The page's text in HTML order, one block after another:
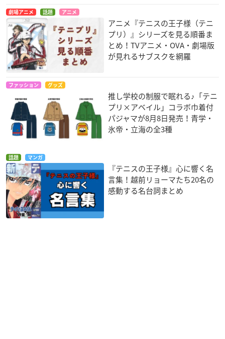
劇場アニメ 話題 アニメ
アニメ『テニスの王子様（テニ
プリ）』シリーズを見る順番ま
とめ！TVアニメ・OVA・劇場版
が見れるサブスクを網羅
ファッション グッズ
推し学校の制服で眠れる♪「テニ
プリ×アベイル」コラボ巾着付
パジャマが8月8日発売！青学・
氷帝・立海の全3種
話題 マンガ
『テニスの王子様』心に響く名
言集！越前リョーマたち20名の
感動する名台詞まとめ